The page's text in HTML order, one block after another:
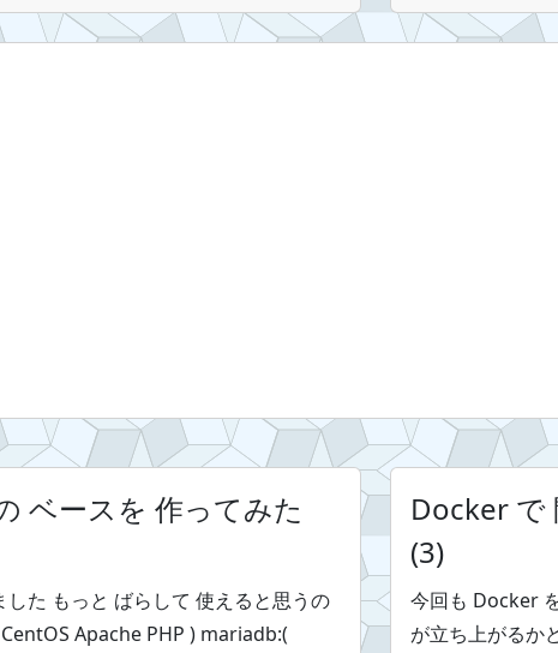
ベースを 作ってみた
た もっと ばらして 使えると思うの
Apache PHP ) mariadb:(
Docker で
(3)
今回も Docker
が立ち上がるか